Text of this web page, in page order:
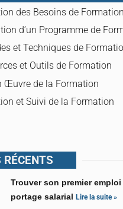
des Besoins de Formation
d’un Programme de
et Techniques de
et Outils de Formation
Œuvre de la Formation
et Suivi de la Formation
Trouver son premier emploi
portage salarialLire la suite »